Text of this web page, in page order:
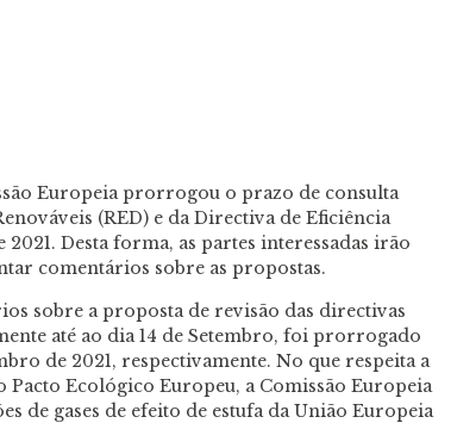
Europeia prorrogou o prazo de consulta
(RED) e da Directiva de Eficiência
Desta forma, as partes interessadas irão
comentários sobre as propostas.
sobre a proposta de revisão das directivas
até ao dia 14 de Setembro, foi prorrogado
de 2021, respectivamente. No que respeita a
Pacto Ecológico Europeu, a Comissão Europeia
de gases de efeito de estufa da União Europeia